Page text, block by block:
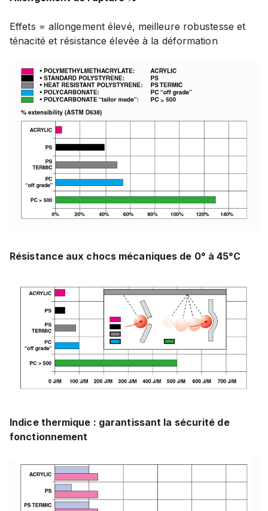
Effets = allongement élevé, meilleure robustesse et
ténacité et résistance élevée à la déformation
Résistance aux chocs mécaniques de 0° à 45°C
Indice thermique : garantissant la sécurité de
fonctionnement